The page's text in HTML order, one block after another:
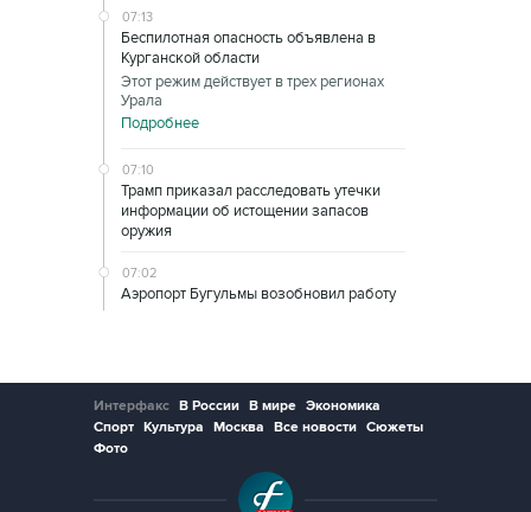
07:13
Беспилотная опасность объявлена в
Курганской области
Этот режим действует в трех регионах
Урала
Подробнее
07:10
Трамп приказал расследовать утечки
информации об истощении запасов
оружия
07:02
Аэропорт Бугульмы возобновил работу
Интерфакс В России В мире Экономика
Спорт Культура Москва Все новости Сюжеты
Фото